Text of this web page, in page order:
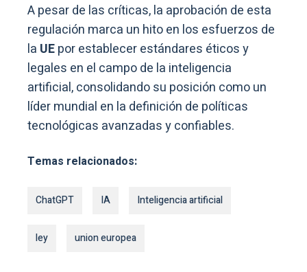
A pesar de las críticas, la aprobación de esta
regulación marca un hito en los esfuerzos de
la UEpor establecer estándares éticos y
legales en el campo de la inteligencia
artificial, consolidando su posición como un
líder mundial en la definición de políticas
tecnológicas avanzadas y confiables.
Temas relacionados:
ChatGPT IA Inteligencia artificial
ley union europea